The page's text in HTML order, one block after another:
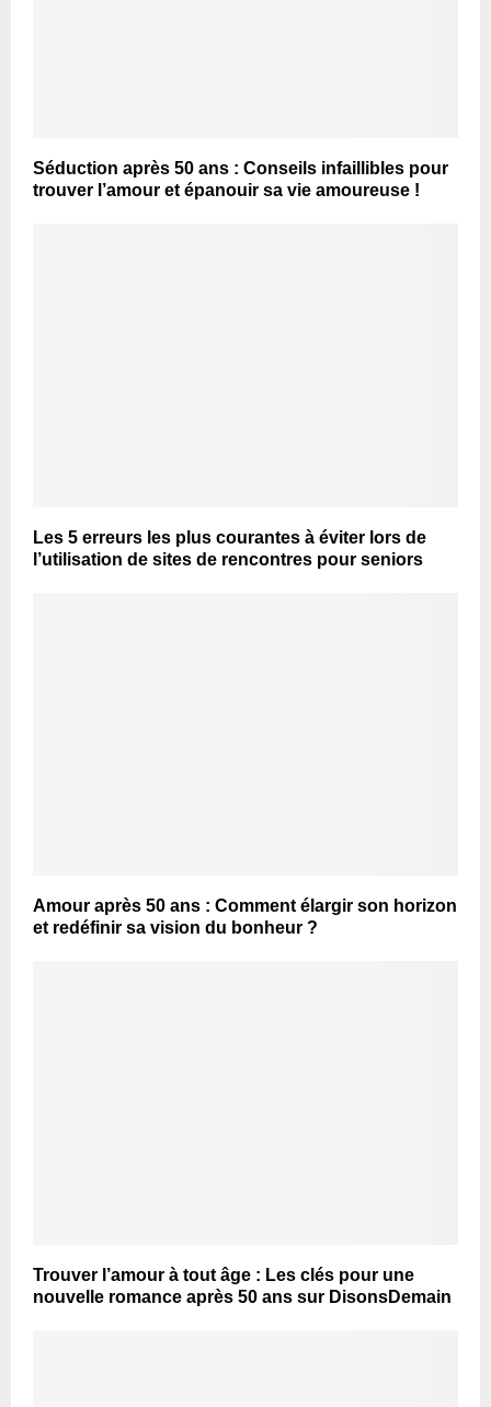
Séduction après 50 ans : Conseils infaillibles pour
trouver l’amour et épanouir sa vie amoureuse !
Les 5 erreurs les plus courantes à éviter lors de
l’utilisation de sites de rencontres pour seniors
Amour après 50 ans : Comment élargir son horizon
et redéfinir sa vision du bonheur ?
Trouver l’amour à tout âge : Les clés pour une
nouvelle romance après 50 ans sur DisonsDemain